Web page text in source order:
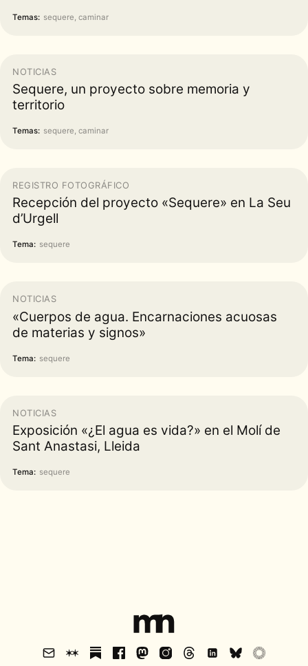
Temas: sequere, caminar
NOTICIAS
Sequere, un proyecto sobre memoria y
territorio
Temas: sequere, caminar
REGISTRO FOTOGRÁFICO
Recepción del proyecto «Sequere» en La Seu
d’Urgell
Tema: sequere
NOTICIAS
«Cuerpos de agua. Encarnaciones acuosas
de materias y signos»
Tema: sequere
NOTICIAS
Exposición «¿El agua es vida?» en el Molí de
Sant Anastasi, Lleida
Tema: sequere